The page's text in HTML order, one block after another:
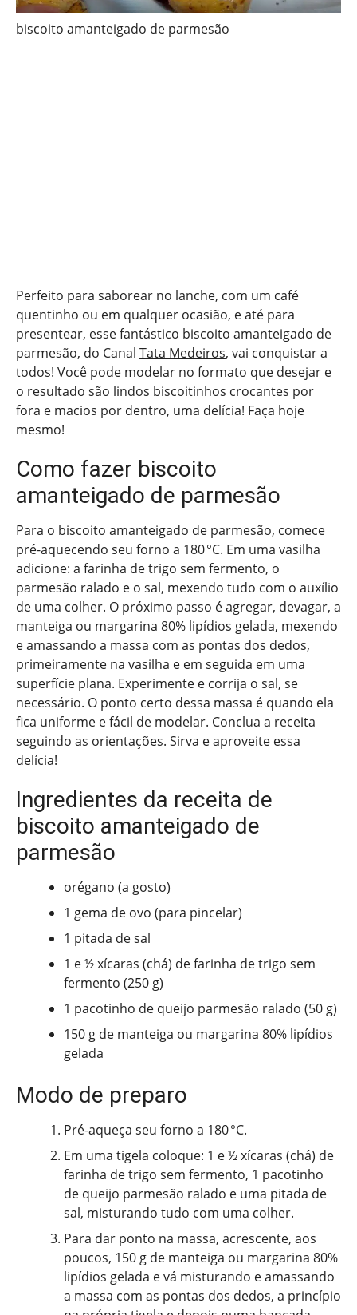
biscoito amanteigado de parmesão
Perfeito para saborear no lanche, com um café
quentinho ou em qualquer ocasião, e até para
presentear, esse fantástico biscoito amanteigado de
parmesão, do Canal Tata Medeiros, vai conquistar a
todos! Você pode modelar no formato que desejar e
o resultado são lindos biscoitinhos crocantes por
fora e macios por dentro, uma delícia! Faça hoje
mesmo!
Como fazer biscoito
amanteigado de parmesão
Para o biscoito amanteigado de parmesão, comece
pré-aquecendo seu forno a 180 °C. Em uma vasilha
adicione: a farinha de trigo sem fermento, o
parmesão ralado e o sal, mexendo tudo com o auxílio
de uma colher. O próximo passo é agregar, devagar, a
manteiga ou margarina 80% lipídios gelada, mexendo
e amassando a massa com as pontas dos dedos,
primeiramente na vasilha e em seguida em uma
superfície plana. Experimente e corrija o sal, se
necessário. O ponto certo dessa massa é quando ela
fica uniforme e fácil de modelar. Conclua a receita
seguindo as orientações. Sirva e aproveite essa
delícia!
Ingredientes da receita de
biscoito amanteigado de
parmesão
orégano (a gosto)
1 gema de ovo (para pincelar)
1 pitada de sal
1 e ½ xícaras (chá) de farinha de trigo sem
fermento (250 g)
1 pacotinho de queijo parmesão ralado (50 g)
150 g de manteiga ou margarina 80% lipídios
gelada
Modo de preparo
Pré-aqueça seu forno a 180 °C.
Em uma tigela coloque: 1 e ½ xícaras (chá) de
farinha de trigo sem fermento, 1 pacotinho
de queijo parmesão ralado e uma pitada de
sal, misturando tudo com uma colher.
Para dar ponto na massa, acrescente, aos
poucos, 150 g de manteiga ou margarina 80%
lipídios gelada e vá misturando e amassando
a massa com as pontas dos dedos, a princípio